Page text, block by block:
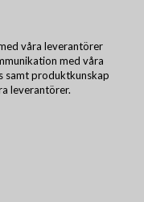
våra leverantörer
med våra
samt produktkunskap
leverantörer.